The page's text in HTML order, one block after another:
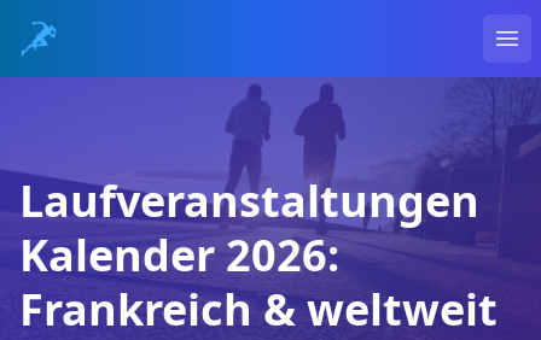
Laufveranstaltungen
Kalender 2026:
Frankreich & weltweit